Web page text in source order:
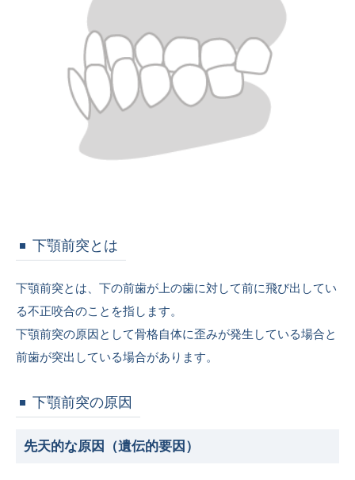
下顎前突とは
下顎前突とは、下の前歯が上の歯に対して前に飛び出してい
る不正咬合のことを指します。
下顎前突の原因として骨格自体に歪みが発生している場合と
前歯が突出している場合があります。
下顎前突の原因
先天的な原因（遺伝的要因）